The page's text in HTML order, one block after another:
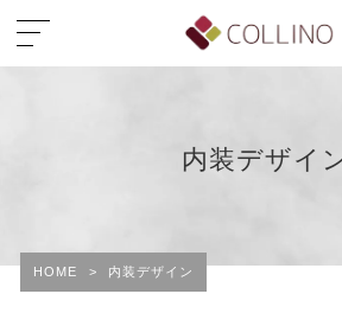
内装デザイ
HOME > 内装デザイン